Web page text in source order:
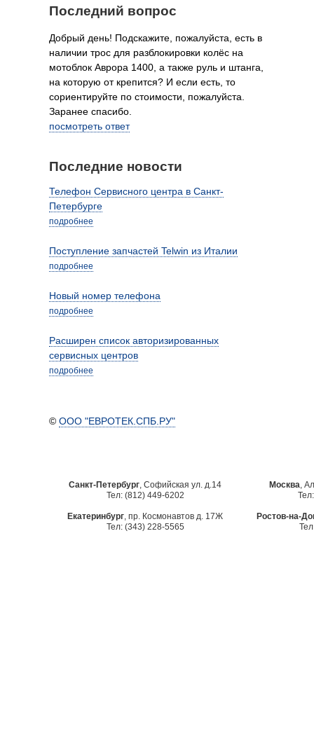
Последний вопрос
Добрый день! Подскажите, пожалуйста, есть в
наличии трос для разблокировки колёс на
мотоблок Аврора 1400, а также руль и штанга,
на которую от крепится? И если есть, то
сориентируйте по стоимости, пожалуйста.
Заранее спасибо.
посмотреть ответ
Последние новости
Телефон Сервисного центра в Санкт-
Петербурге
подробнее
Поступление запчастей Telwin из Италии
подробнее
Новый номер телефона
подробнее
Расширен список авторизированных
сервисных центров
подробнее
© ООО "ЕВРОТЕК.СПБ.РУ"
Санкт-Петербург, Софийская ул. д.14
Тел: (812) 449-6202
Москва,
Екатеринбург, пр. Космонавтов д. 17Ж
Тел: (343) 228-5565
Ростов-на-